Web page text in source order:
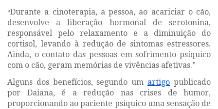
“Durante a cinoterapia, a pessoa, ao acariciar o cão,
desenvolve a liberação hormonal de serotonina,
responsável pelo relaxamento e a diminuição do
cortisol, levando à redução de sintomas estressores.
Ainda, o contato das pessoas em sofrimento psíquico
com o cão, geram memórias de vivências afetivas.”
Alguns dos benefícios, segundo um artigo publicado
por Daiana, é a redução nas crises de humor,
proporcionando ao paciente psíquico uma sensação de